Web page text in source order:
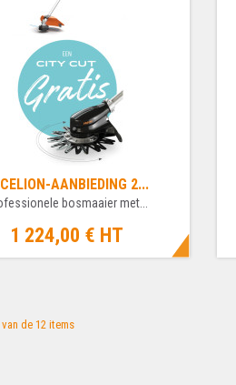
AANBIEDING 2...
bosmaaier met...
1 224,00 € HT
de 12 items